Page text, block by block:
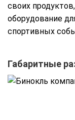
своих
оборудование
спортивных
Габаритные